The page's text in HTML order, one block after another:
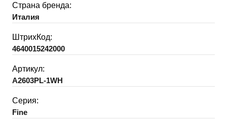
Страна бренда:
Италия
ШтрихКод:
4640015242000
Артикул:
A2603PL-1WH
Серия:
Fine